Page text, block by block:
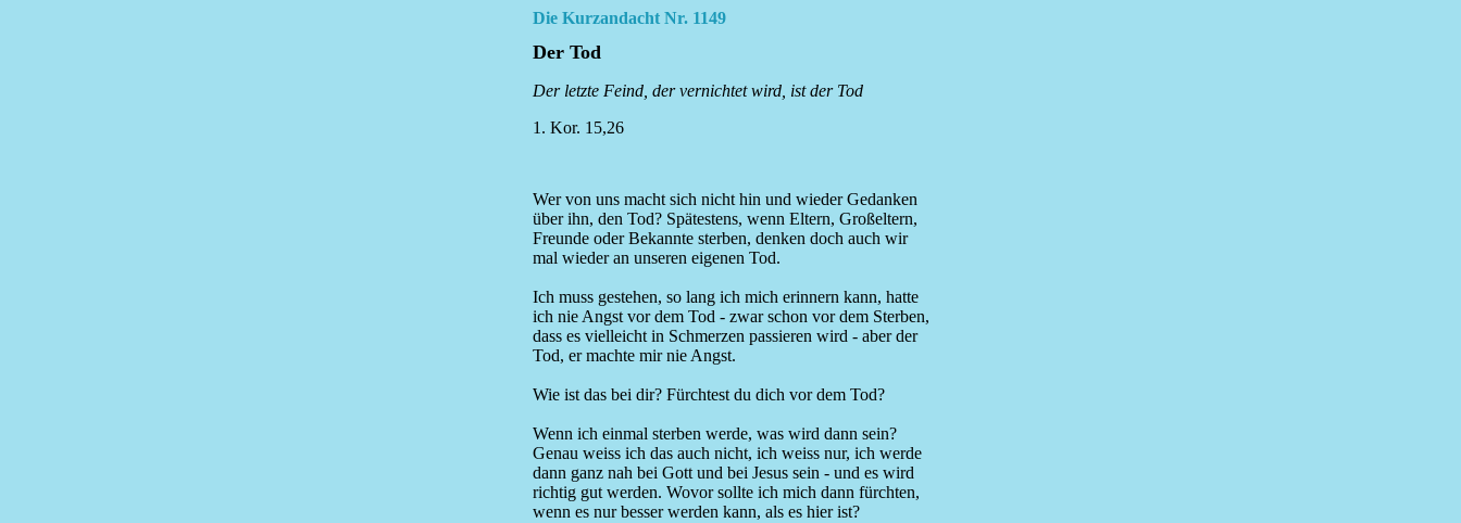
Die Kurzandacht Nr. 1149
Der Tod
Der letzte Feind, der vernichtet wird, ist der Tod
1. Kor. 15,26
Wer von uns macht sich nicht hin und wieder Gedanken
über ihn, den Tod? Spätestens, wenn Eltern, Großeltern,
Freunde oder Bekannte sterben, denken doch auch wir
mal wieder an unseren eigenen Tod.
Ich muss gestehen, so lang ich mich erinnern kann, hatte
ich nie Angst vor dem Tod - zwar schon vor dem Sterben,
dass es vielleicht in Schmerzen passieren wird - aber der
Tod, er machte mir nie Angst.
Wie ist das bei dir? Fürchtest du dich vor dem Tod?
Wenn ich einmal sterben werde, was wird dann sein?
Genau weiss ich das auch nicht, ich weiss nur, ich werde
dann ganz nah bei Gott und bei Jesus sein - und es wird
richtig gut werden. Wovor sollte ich mich dann fürchten,
wenn es nur besser werden kann, als es hier ist?